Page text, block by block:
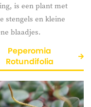
is een plant met
stengels en kleine
blaadjes.
Peperomia
Rotundifolia